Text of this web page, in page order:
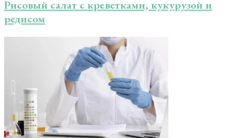
Рисовый салат с креветками, кукурузой и
редисом